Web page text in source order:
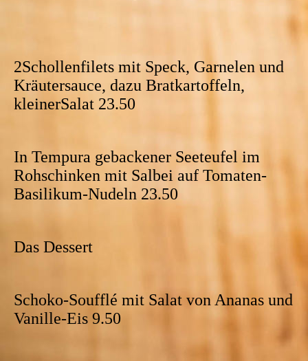
2Schollenfilets mit Speck, Garnelen und
Kräutersauce, dazu Bratkartoffeln,
kleinerSalat 23.50
In Tempura gebackener Seeteufel im
Rohschinken mit Salbei auf Tomaten-
Basilikum-Nudeln 23.50
Das Dessert
Schoko-Soufflé mit Salat von Ananas und
Vanille-Eis 9.50